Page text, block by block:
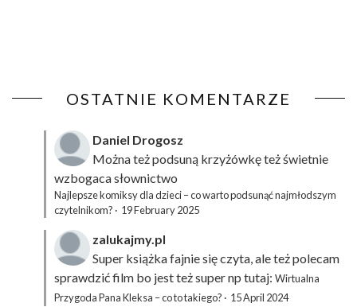
OSTATNIE KOMENTARZE
Daniel Drogosz
Można też podsuną krzyżówkęteż świetnie
wzbogaca słownictwo
Najlepsze komiksy dla dzieci – co warto podsunąć najmłodszym
czytelnikom? · 19 February 2025
zalukajmy.pl
Super książka fajnie się czyta, ale też polecam
sprawdzić film bo jest też super np tutaj: Wirtualna
Przygoda Pana Kleksa – co to takiego? · 15 April 2024